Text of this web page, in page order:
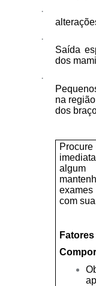
·
·
Saída
dos
·
na
dos
com